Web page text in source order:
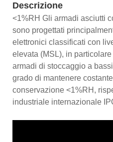
Descrizione
<1%RH Gli armadi asciutti
sono progettati
elettronici classificati con
elevata (MSL), in
armadi di stoccaggio a
grado di mantenere
conservazione <1%RH,
industriale internazionale